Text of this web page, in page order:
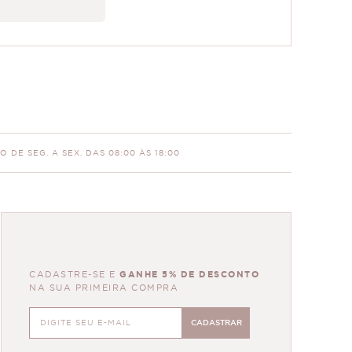
DE SEG. A SEX. DAS 08:00 ÀS 18:00
CADASTRE-SE E GANHE 5% DE DESCONTO
NA SUA PRIMEIRA COMPRA
CADASTRAR